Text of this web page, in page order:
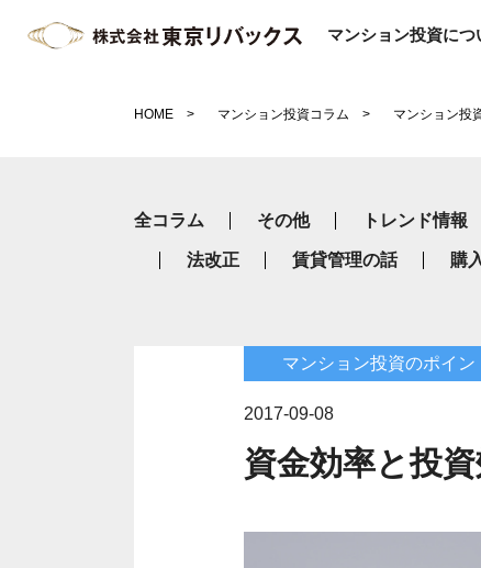
マンション投資につ
HOME マンション投資コラム マンション投
全コラム その他 トレンド情報
法改正 賃貸管理の話 購
マンション投資のポイン
2017-09-08
資金効率と投